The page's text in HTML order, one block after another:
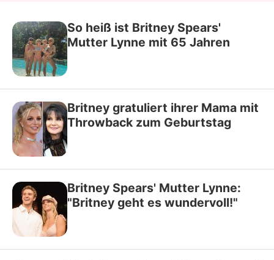
So heiß ist Britney Spears'
Mutter Lynne mit 65 Jahren
Britney gratuliert ihrer Mama mit
Throwback zum Geburtstag
Britney Spears' Mutter Lynne:
"Britney geht es wundervoll!"